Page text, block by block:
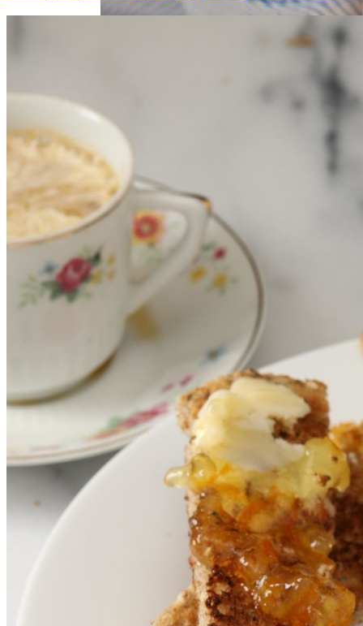
Рассказываем О Новой Диете, Которая
Появилась Еще В 2011 Году — Но
Оценили Ее Только Сейчас.